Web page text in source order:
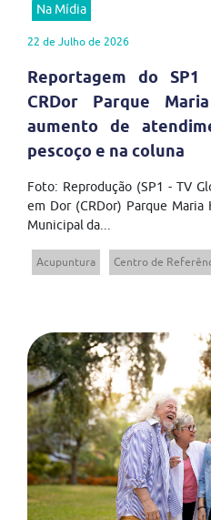
Na Mídia
22 de Julho de 2026
Reportagem do
CRDor Parque
aumento de
pescoço e na coluna
Foto: Reprodução (SP1 - TV
em Dor (CRDor) Parque
Municipal da...
Acupuntura Centro de